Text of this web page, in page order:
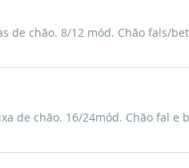
de chão. 8/12 mód. Chão fals/
de chão. 16/24mód. Chão fal e